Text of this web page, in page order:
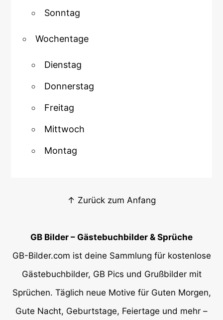
Sonntag
Wochentage
Dienstag
Donnerstag
Freitag
Mittwoch
Montag
↑ Zurück zum Anfang
GB Bilder – Gästebuchbilder & Sprüche
GB-Bilder.com ist deine Sammlung für kostenlose
Gästebuchbilder, GB Pics und Grußbilder mit
Sprüchen. Täglich neue Motive für Guten Morgen,
Gute Nacht, Geburtstage, Feiertage und mehr –